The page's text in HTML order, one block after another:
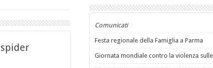
Comunicati
Festa regionale della Famiglia a Parma
Giornata mondiale contro la violenza